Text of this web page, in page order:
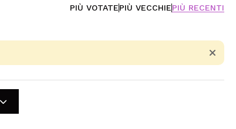
PIÙ VOTATEPIÙ VECCHIEPIÙ RECENTI